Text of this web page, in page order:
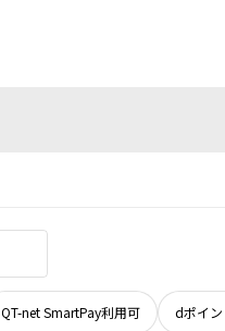
QT-net SmartPay利用可 dポイ